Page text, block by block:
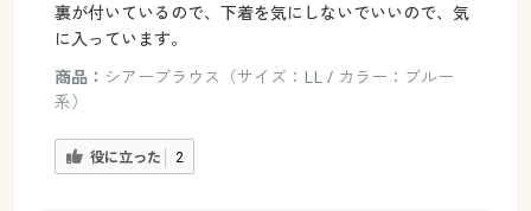
裏が付いているので、下着を気にしないでいいので、気
に入っています。
商品： シアーブラウス（サイズ：LL / カラー：ブルー
系）
役に立った 2